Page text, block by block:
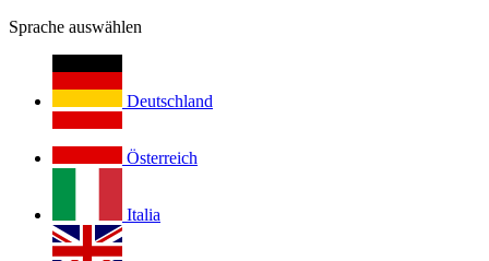
Sprache auswählen
Deutschland
Österreich
Italia